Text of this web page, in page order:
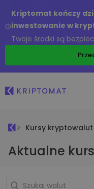
Kriptomat kończy
inwestowanie w
Twoje środki są
Kursy kryptowalut
Aktualne